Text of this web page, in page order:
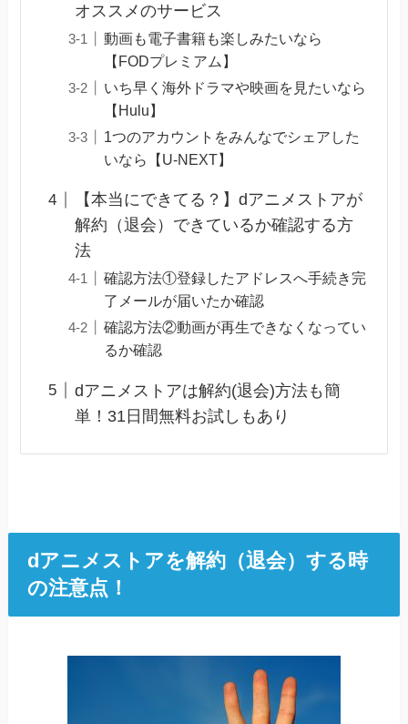
オススメのサービス
動画も電子書籍も楽しみたいなら
【FODプレミアム】
いち早く海外ドラマや映画を見たいなら
【Hulu】
1つのアカウントをみんなでシェアした
いなら【U-NEXT】
【本当にできてる？】dアニメストアが
解約（退会）できているか確認する方
法
確認方法①登録したアドレスへ手続き完
了メールが届いたか確認
確認方法②動画が再生できなくなってい
るか確認
dアニメストアは解約(退会)方法も簡
単！31日間無料お試しもあり
dアニメストアを解約（退会）する時
の注意点！